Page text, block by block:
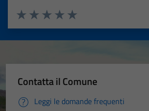
Valuta 5 stelle su 5
Valuta 4 stelle su 5
Valuta 3 stelle su 5
Valuta 2 stelle su 5
Valuta 1 stelle su 5
Contatta il Comune
Leggi le domande frequenti